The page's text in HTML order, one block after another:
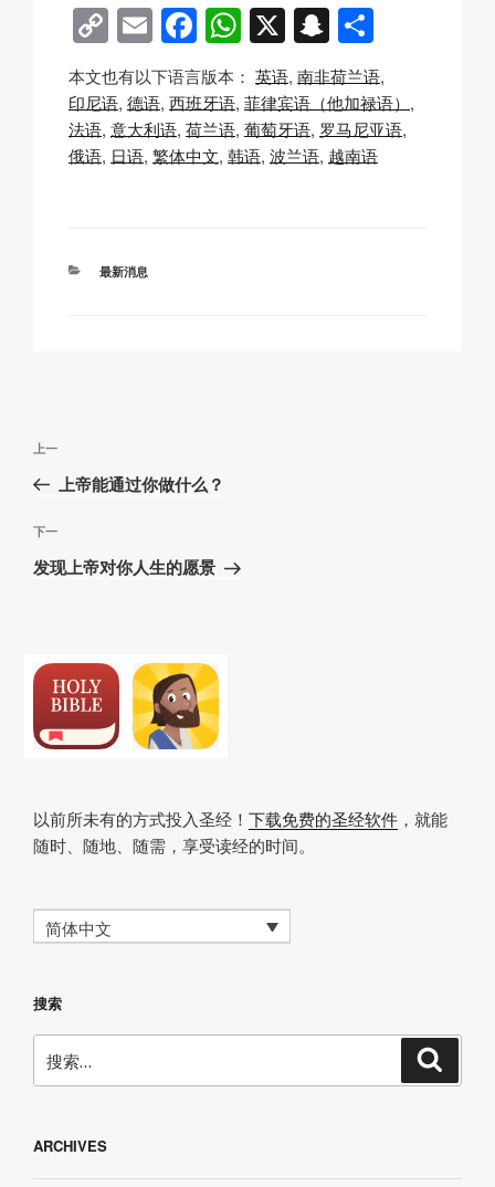
C
o
p
y
Li
E
m
ail
F
a
c
e
b
W
h
at
s
A
X S
n
a
p
c
享
本文也有以下语言版本： 英语 南非荷兰语
印尼语 德语 西班牙语 菲律宾语（他加禄语）
法语 意大利语 荷兰语 葡萄牙语 罗马尼亚语
俄语 日语 繁体中文 韩语 波兰语 越南语
分
最新消息
文
导
航
上
一
文
章
上一
上帝能通过你做什么？
下
一
下一
发现上帝对你人生的愿景
以前所未有的方式投入圣经！ 下载免费的圣经软件 ，就能
随时、随地、随需，享受读经的时间。
简体中文
搜索
索：
ARCHIVES